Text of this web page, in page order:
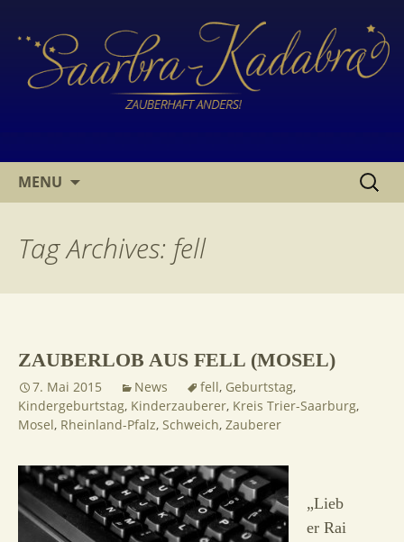
MENU
NACH:
Tag Archives: fell
ZAUBERLOB AUS FELL (MOSEL)
7. Mai 2015 News fell, Geburtstag,
Kindergeburtstag, Kinderzauberer, Kreis Trier-Saarburg,
Mosel, Rheinland-Pfalz, Schweich, Zauberer
„Lieb
er Rai